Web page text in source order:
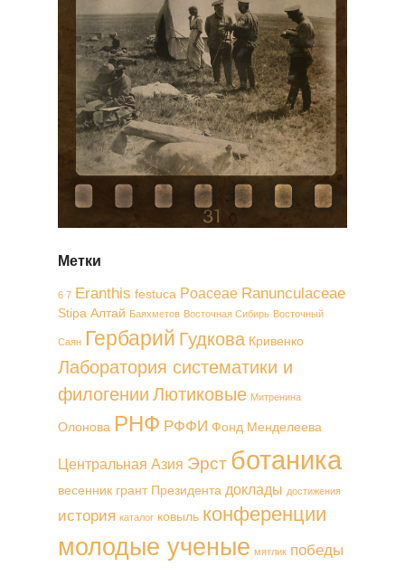
Метки
6 7 Eranthis festuca Poaceae Ranunculaceae
Stipa Алтай Баяхметов Восточная Сибирь Восточный
Саян Гербарий Гудкова Кривенко
Лаборатория систематики и
филогении Лютиковые Митренина
Олонова РНФ РФФИ Фонд Менделеева
Центральная Азия Эрст ботаника
весенник грант Президента доклады достижения
история каталог ковыль конференции
молодые ученые мятлик победы